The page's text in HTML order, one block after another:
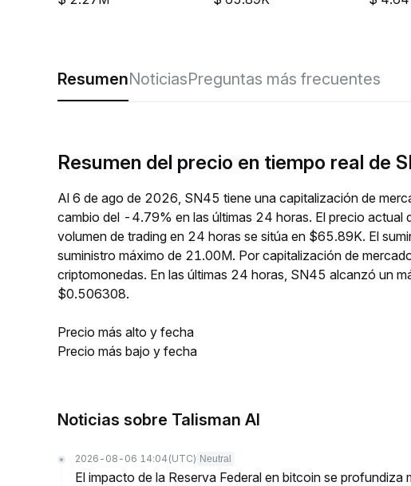
ResumenNoticiasPreguntas más frecuentes
Resumen del precio en tiempo real de
Al 6 de ago de 2026, SN45 tiene una capitalización de
cambio del -4.79% en las últimas 24 horas. El precio
volumen de trading en 24 horas se sitúa en $65.89K. El
suministro máximo de 21.00M. Por capitalización de
criptomonedas. En las últimas 24 horas, SN45 alcanzó un
$0.506308.
Precio más alto y fecha
Precio más bajo y fecha
Noticias sobre Talisman AI
2026-08-06 14:04 (UTC) Neutral
El impacto de la Reserva Federal en bitcoin se